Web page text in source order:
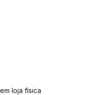
loja física